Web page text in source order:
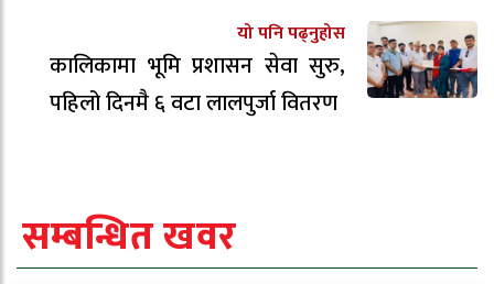
यो पनि पढ्नुहोस
कालिकामा भूमि प्रशासन सेवा सुरु,
पहिलो दिनमै ६ वटा लालपुर्जा वितरण
सम्बन्धित खवर